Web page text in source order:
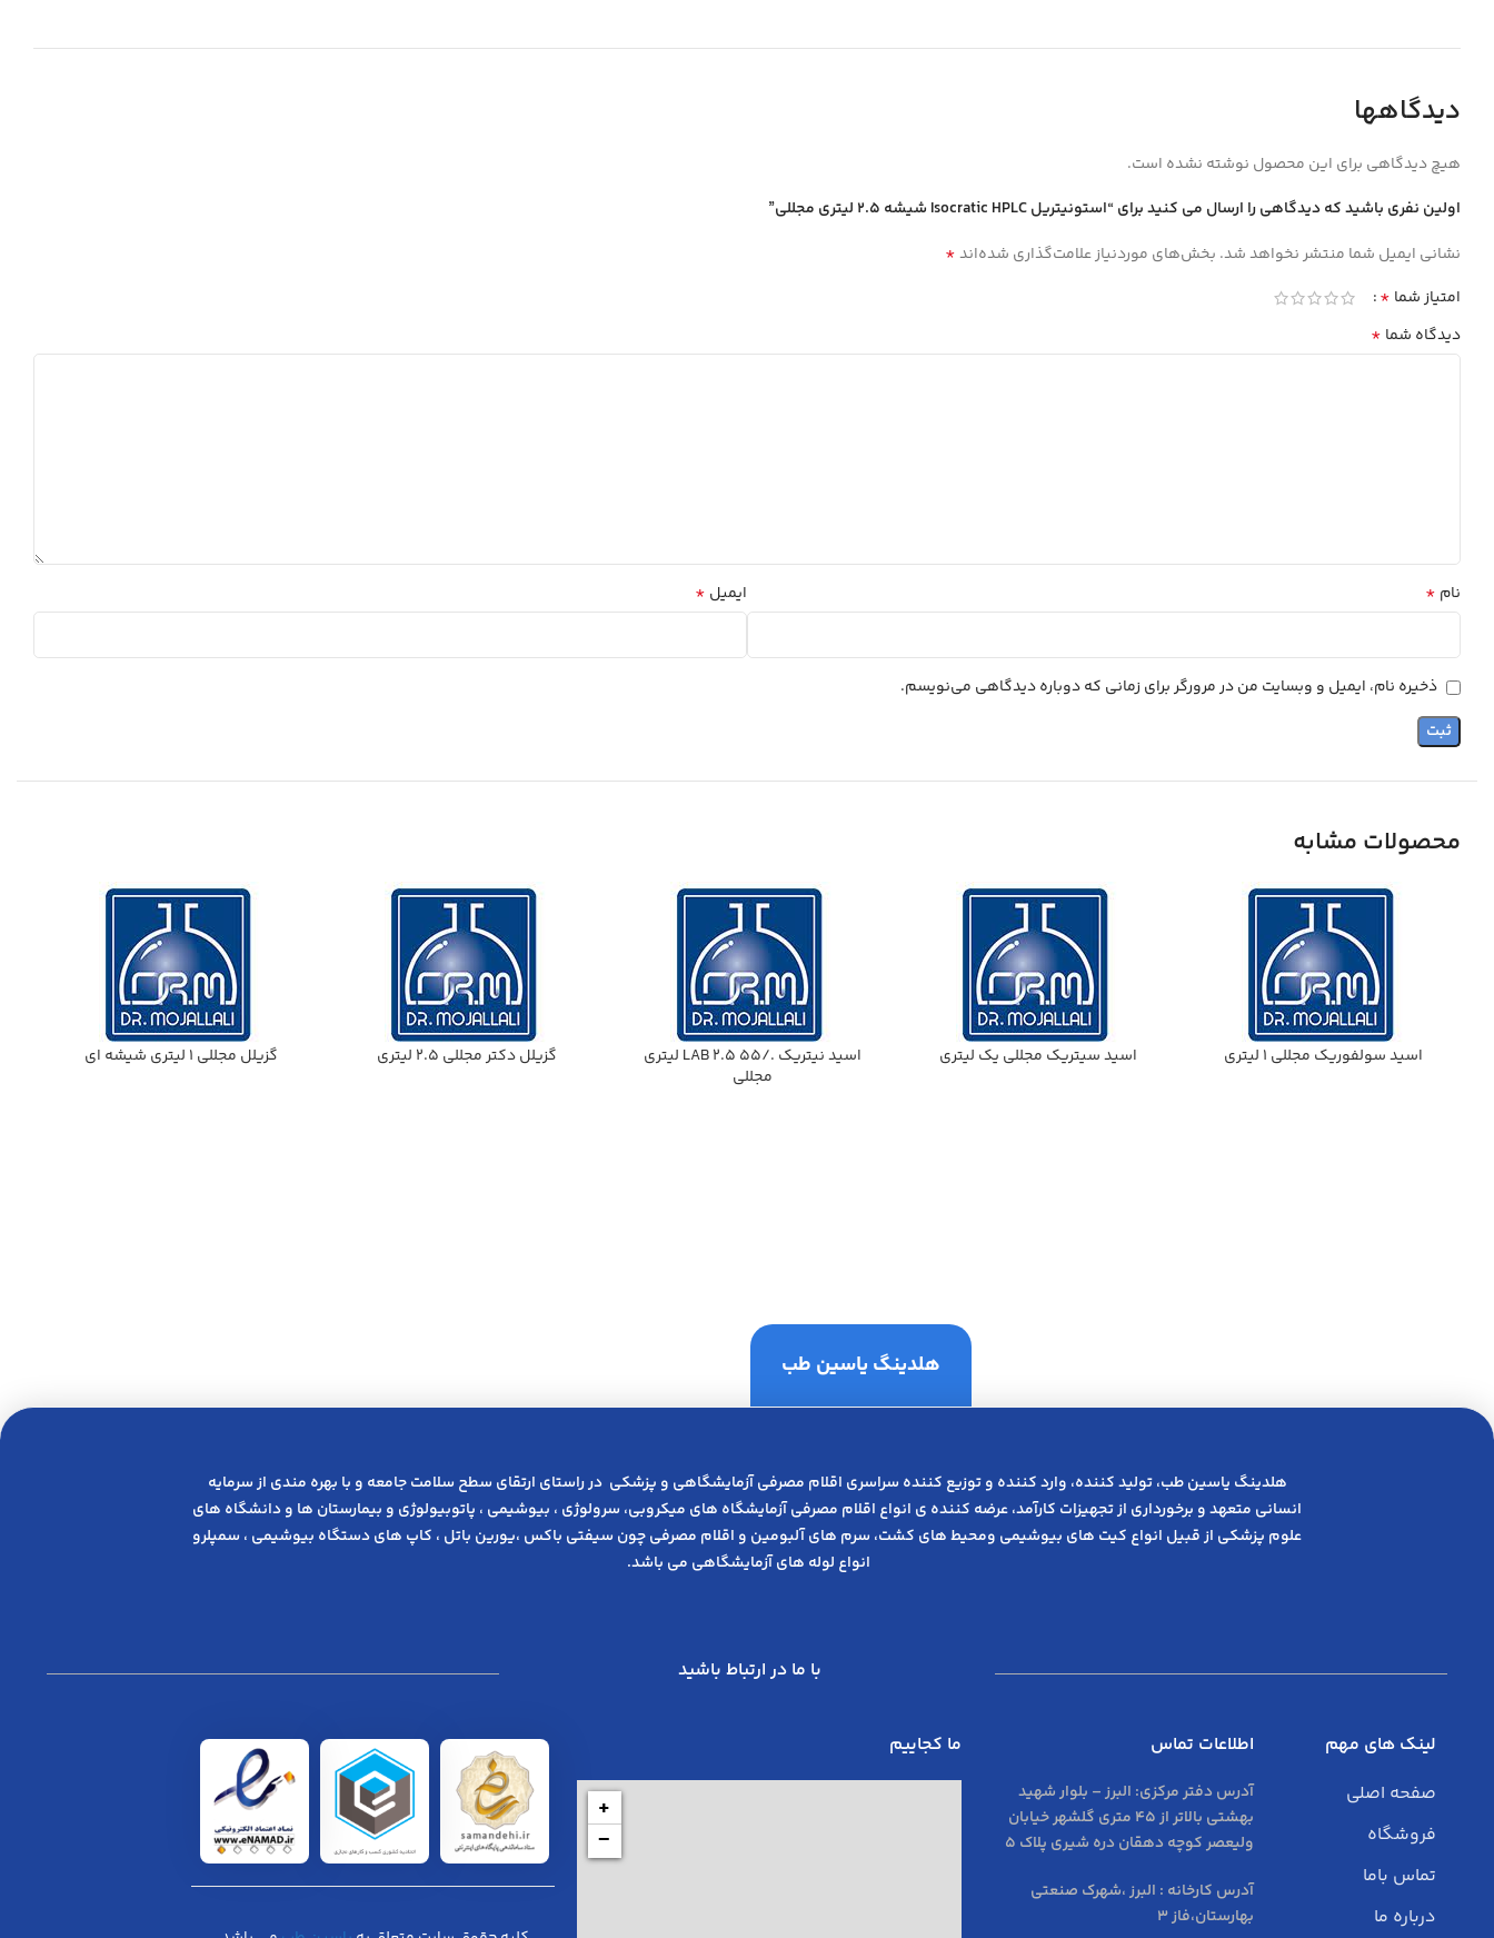
دیدگاهها
هیچ دیدگاهی برای این محصول نوشته نشده است.
اولین نفری باشید که دیدگاهی را ارسال می کنید برای “استونيتريل Isocratic HPLC شيشه 2.5 ليتري مجللي”
نشانی ایمیل شما منتشر نخواهد شد. بخش‌های موردنیاز علامت‌گذاری شده‌اند*
امتیاز شما *
دیدگاه شما *
نام * ایمیل *
ذخیره نام، ایمیل و وبسایت من در مرورگر برای زمانی که دوباره دیدگاهی می‌نویسم.
محصولات مشابه
اسيد سولفوريك مجللي 1 ليتري اسيد سيتريك مجللي يك ليتري
اسيد نيتريك ./55 LAB 2.5 ليتري
مجللي
گزيلل دكتر مجللي 2.5 ليتري گزيلل مجللي 1 ليتري شيشه اي
هلدینگ یاسین طب
هلدینگ یاسین طب، تولید کننده، وارد کننده و توزیع کننده سراسری اقلام مصرفی آزمایشگاهی و پزشکی در راﺳﺘﺎی ارﺗﻘﺎی ﺳﻄﺢ ﺳﻼﻣﺖ ﺟﺎﻣﻌﻪ و ﺑﺎ ﺑﻬﺮه ﻣﻨﺪی از ﺳﺮﻣﺎﯾﻪ
انسانی متعهد و ﺑﺮﺧﻮرداری از ﺗﺠﻬﯿﺰات ﮐﺎرآﻣﺪ، عرضه کننده ی انواع اﻗﻼم مصرفی آزﻣﺎﯾﺸﮕﺎه های میکروبی، ﺳﺮوﻟﻮژی ، ﺑﯿﻮﺷﯿﻤﯽ ، پاتوبیولوژی و بیمارستان ها و دانشگاه های
علوم پزشکی از قبیل انواع کیت های بیوشیمی ومحیط های کشت، سرم های آلبومین و اقلام مصرفی چون سیفتی باکس ،یورین باتل ، کاپ های دستگاه بیوشیمی ، سمپلرو
انواع لوله های آزمایشگاهی می باشد.
با ما در ارتباط باشید
لینک های مهم
صفحه اصلی
فروشگاه
تماس باما
درباره ما
اطلاعات تماس
آدرس دفتر مرکزی: البرز – بلوار شهید
بهشتی بالاتر از 45 متری گلشهر خیابان
ولیعصر کوچه دهقان دره شیری پلاک 5
آدرس کارخانه : البرز ،شهرک صنعتی
بهارستان،فاز 3
ما کجاییم
+
−